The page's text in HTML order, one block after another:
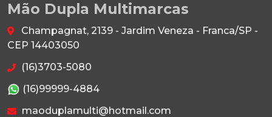
Mão Dupla Multimarcas
Champagnat, 2139 - Jardim Veneza - Franca/SP -
CEP 14403050
(16)3703-5080
(16)99999-4884
maoduplamulti@hotmail.com